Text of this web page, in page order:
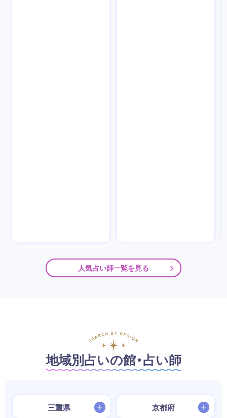
人気占い師一覧を見る
地域別占いの館・占い師
三重県 京都府